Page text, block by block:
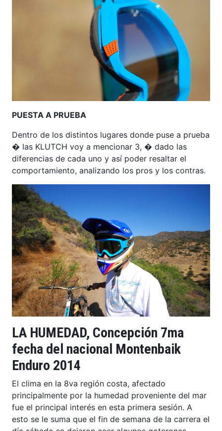
PUESTA A PRUEBA
Dentro de los distintos lugares donde puse a prueba
� las KLUTCH voy a mencionar 3, � dado las
diferencias de cada uno y así poder resaltar el
comportamiento, analizando los pros y los contras.
LA HUMEDAD, Concepción 7ma
fecha del nacional Montenbaik
Enduro 2014
El clima en la 8va región costa, afectado
principalmente por la humedad proveniente del mar
fue el principal interés en esta primera sesión. A
esto se le suma que el fin de semana de la carrera el